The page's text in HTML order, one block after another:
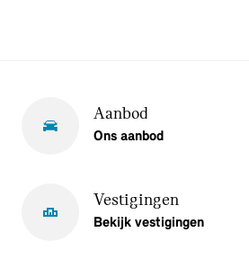
Aanbod
Ons aanbod
Vestigingen
Bekijk vestigingen